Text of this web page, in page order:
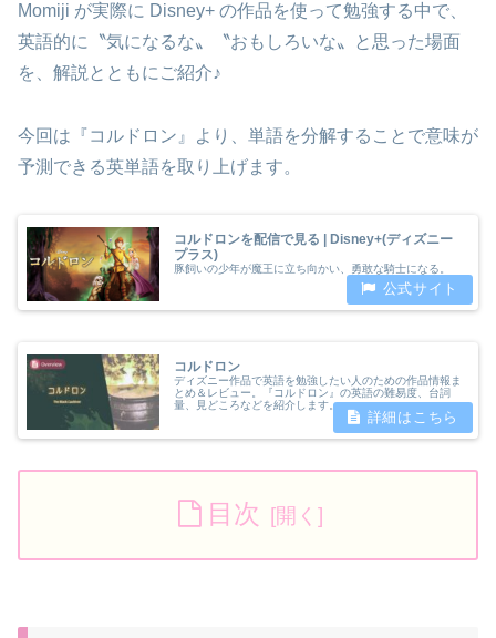
Momiji が実際に Disney+ の作品を使って勉強する中で、
英語的に〝気になるな〟〝おもしろいな〟と思った場面
を、解説とともにご紹介♪
今回は『コルドロン』より、単語を分解することで意味が
予測できる英単語を取り上げます。
コルドロンを配信で見る | Disney+(ディズニー
プラス)
豚飼いの少年が魔王に立ち向かい、勇敢な騎士になる。
コルドロン
ディズニー作品で英語を勉強したい人のための作品情報ま
とめ＆レビュー。『コルドロン』の英語の難易度、台詞
量、見どころなどを紹介します。
目次